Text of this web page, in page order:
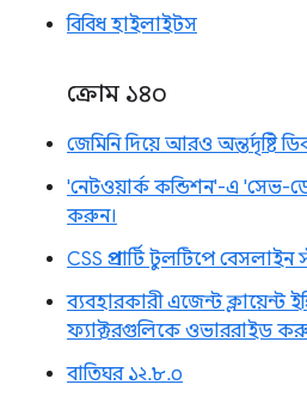
বিবিধ হাইলাইটস
ক্রোম ১৪০
জেমিনি দিয়ে আরও অন্তর্দৃষ্টি
'নেটওয়ার্ক কন্ডিশন'-এ 'সেভ-
করুন।
CSS প্রপার্টি টুলটিপে বেসলাইন
ব্যবহারকারী এজেন্ট ক্লায়েন্ট
ফ্যাক্টরগুলিকে ওভাররাইড
বাতিঘর ১২.৮.০